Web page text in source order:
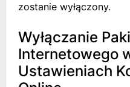
zostanie wyłączony.
Wyłączanie
Internetowego
Ustawieniach